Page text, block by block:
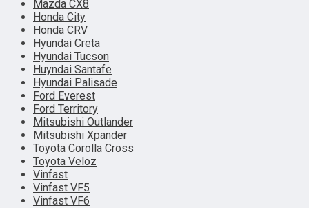
Mazda CX8
Honda City
Honda CRV
Hyundai Creta
Hyundai Tucson
Huyndai Santafe
Hyundai Palisade
Ford Everest
Ford Territory
Mitsubishi Outlander
Mitsubishi Xpander
Toyota Corolla Cross
Toyota Veloz
Vinfast
Vinfast VF5
Vinfast VF6